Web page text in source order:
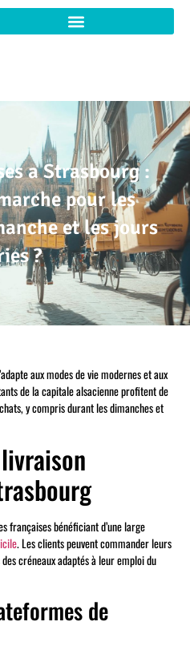
a Strasbourg :
pour les
et les jours
?
aux modes de vie modernes et aux
de la capitale alsacienne profitent de
y compris durant les dimanches et
françaises bénéficiant d’une large
. Les clients peuvent commander leurs
créneaux adaptés à leur emploi du
de